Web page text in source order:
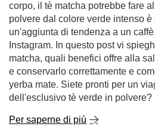
corpo, il tè matcha potrebbe fare
polvere dal colore verde intenso è
un'aggiunta di tendenza a un
Instagram. In questo post vi
matcha, quali benefici offre alla
e conservarlo correttamente e
yerba mate. Siete pronti per un
dell'esclusivo tè verde in polvere?
Per saperne di più